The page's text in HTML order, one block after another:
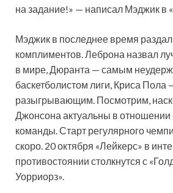
на задание!» — написал Мэджик в
Мэджик в последнее время
комплиментов. Леброна назвал
в мире, Дюранта — самым
баскетболистом лиги, Криса Пола
разыгрывающим. Посмотрим,
Джонсона актуальны в отношении
команды. Старт регулярного
скоро. 20 октября «Лейкерс» в
противостоянии столкнутся с
Уорриорз».